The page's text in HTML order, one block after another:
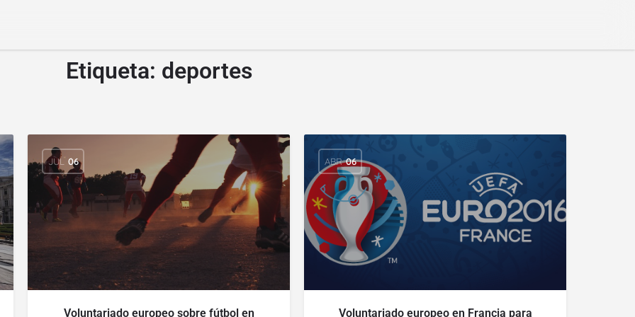
Etiqueta: deportes
JUL 06
Voluntariado europeo sobre fútbol en
ABR 06
Voluntariado europeo en Francia para